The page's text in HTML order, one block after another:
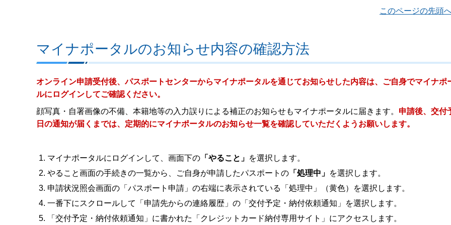
このページの先頭
マイナポータルのお知らせ内容の確認方法
オンライン申請受付後、パスポートセンターからマイナポータルを通じてお知らせした内容は、ご自身でマイナポ
ルにログインしてご確認ください。
顔写真・自署画像の不備、本籍地等の入力誤りによる補正のお知らせもマイナポータルに届きます。 申請後、交付
日の通知が届くまでは、定期的にマイナポータルのお知らせ一覧を確認していただくようお願いします。
マイナポータルにログインして、画面下の 「やること」 を選択します。
やること画面の手続きの一覧から、ご自身が申請したパスポートの 「処理中」 を選択します。
申請状況照会画面の「パスポート申請」の右端に表示されている「処理中」（黄色）を選択します。
一番下にスクロールして「申請先からの連絡履歴」の「交付予定・納付依頼通知」を選択します。
「交付予定・納付依頼通知」に書かれた「クレジットカード納付専用サイト」にアクセスします。